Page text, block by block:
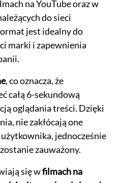
na YouTube oraz w
do sieci
jest idealny do
marki i zapewnienia
, co oznacza, że
całą 6-sekundową
oglądania treści. Dzięki
nie zakłócają one
jednocześnie
zauważony.
się wfilmach na